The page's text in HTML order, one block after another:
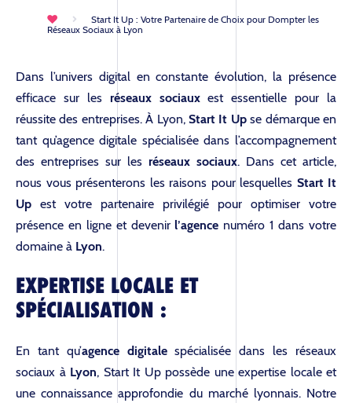
Start It Up : Votre Partenaire de Choix pour Dompter les
Réseaux Sociaux à Lyon
Dans l’univers digital en constante évolution, la présence
efficace sur les réseaux sociauxest essentielle pour la
réussite des entreprises. À Lyon,Start It Upse démarque en
tant qu’agence digitale spécialisée dans l’accompagnement
des entreprises sur les réseaux sociaux. Dans cet article,
nous vous présenterons les raisons pour lesquelles Start It
Up est votre partenaire privilégié pour optimiser votre
présence en ligne et devenir l’agence numéro 1 dans votre
domaine à Lyon.
EXPERTISE LOCALE ET
SPÉCIALISATION :
En tant qu’agence digitalespécialisée dans les réseaux
sociaux à Lyon, Start It Up possède une expertise locale et
une connaissance approfondie du marché lyonnais. Notre